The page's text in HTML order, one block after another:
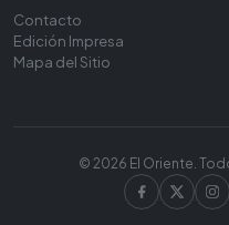
Contacto
Edición Impresa
Mapa del Sitio
© 2026 El Oriente.